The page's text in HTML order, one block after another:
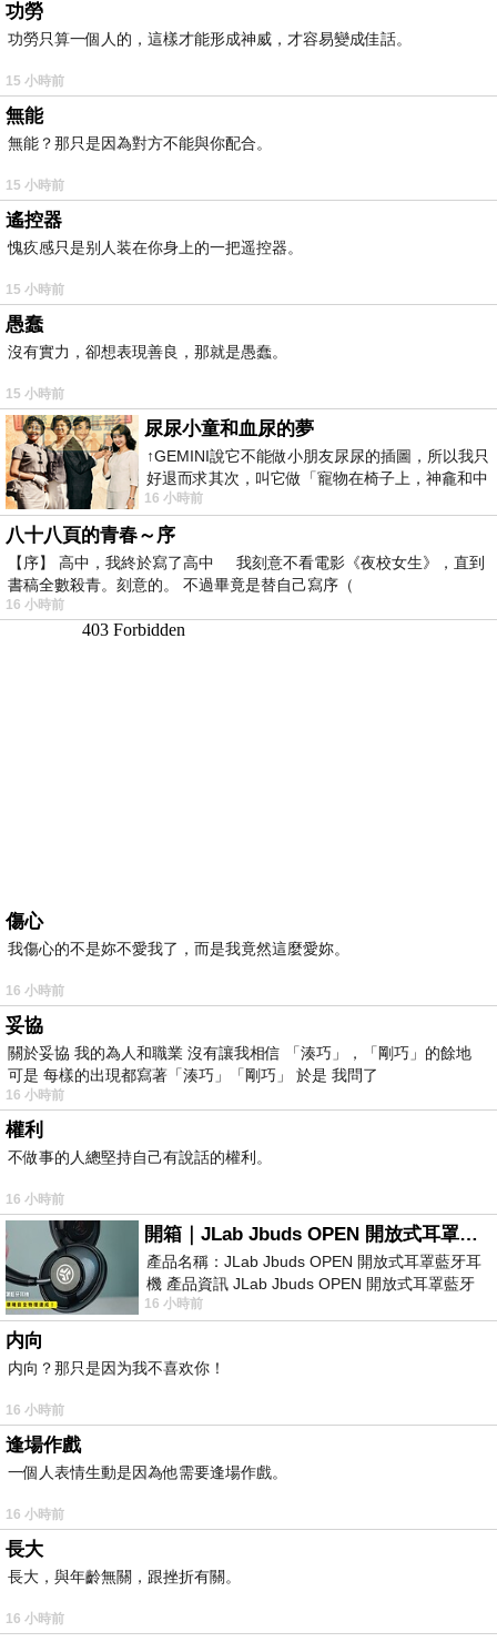
功勞
功勞只算一個人的，這樣才能形成神威，才容易變成佳話。
15 小時前
無能
無能？那只是因為對方不能與你配合。
15 小時前
遙控器
愧疚感只是别人装在你身上的一把遥控器。
15 小時前
愚蠢
沒有實力，卻想表現善良，那就是愚蠢。
15 小時前
尿尿小童和血尿的夢
↑GEMINI說它不能做小朋友尿尿的插圖，所以我只
好退而求其次，叫它做「寵物在椅子上，神龕和中
年人臉孔」的畫了。 六月底
16 小時前
八十八頁的青春～序
【序】 高中，我終於寫了高中 我刻意不看電影《夜校女生》，直到
書稿全數殺青。刻意的。 不過畢竟是替自己寫序（
16 小時前
傷心
我傷心的不是妳不愛我了，而是我竟然這麼愛妳。
16 小時前
妥協
關於妥協 我的為人和職業 沒有讓我相信 「湊巧」，「剛巧」的餘地
可是 每樣的出現都寫著「湊巧」「剛巧」 於是 我問了
16 小時前
權利
不做事的人總堅持自己有說話的權利。
16 小時前
開箱｜JLab Jbuds OPEN 開放式耳罩藍牙耳機 - 設計美學，輕巧、透氣、環境音全物理達成！
產品名稱：JLab Jbuds OPEN 開放式耳罩藍牙耳
機 產品資訊 JLab Jbuds OPEN 開放式耳罩藍牙
耳機評語：非常有特色，值得喜愛美型工
16 小時前
内向
内向？那只是因为我不喜欢你！
16 小時前
逢場作戲
一個人表情生動是因為他需要逢場作戲。
16 小時前
長大
長大，與年齡無關，跟挫折有關。
16 小時前